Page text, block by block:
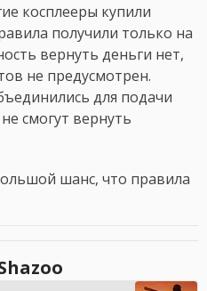
косплееры купили
получили только на
вернуть деньги нет,
не предусмотрен.
для подачи
смогут вернуть
шанс, что правила